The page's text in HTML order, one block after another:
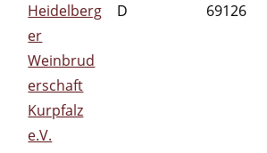
Heidelberg
er
Weinbrud
erschaft
Kurpfalz
e.V.
D 69126